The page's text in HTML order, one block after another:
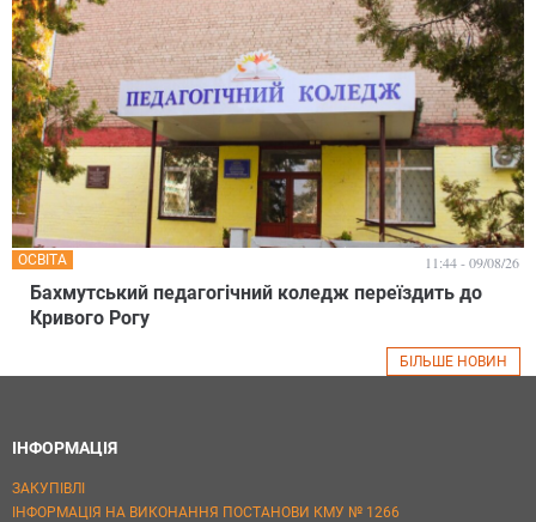
Бахмутський педагогічний коледж переїздить до
Кривого Рогу
ОСВІТА 11:44 - 09/08/26
БІЛЬШЕ НОВИН
ІНФОРМАЦІЯ
ЗАКУПІВЛІ
ІНФОРМАЦІЯ НА ВИКОНАННЯ ПОСТАНОВИ КМУ № 1266